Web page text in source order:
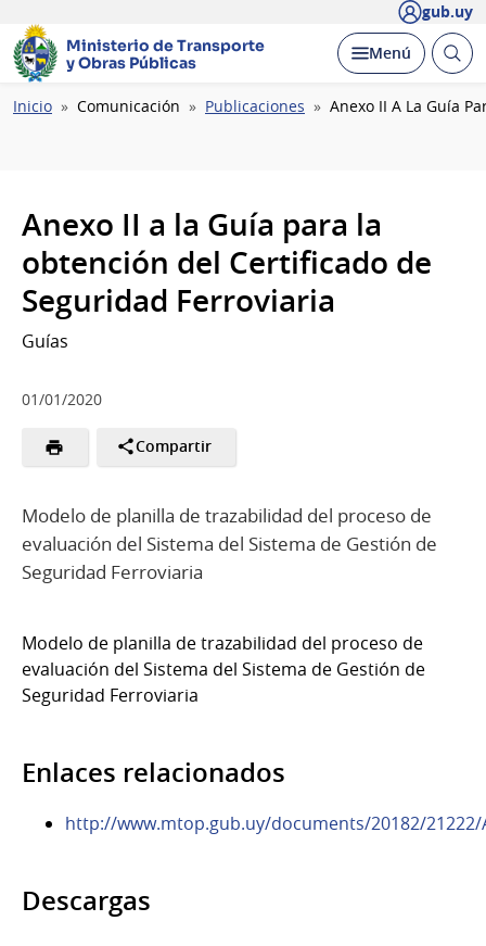
gub.uy
Ministerio de Transporte
y Obras Públicas
Desplegar
Menú Abrir
Ruta
Inicio Comunicación Publicaciones Anexo II A La Guía
Anexo II a la Guía para la
obtención del Certificado de
Seguridad Ferroviaria
Guías
01/01/2020
Compartir
Modelo de planilla de trazabilidad del proceso de
evaluación del Sistema del Sistema de Gestión de
Seguridad Ferroviaria
Modelo de planilla de trazabilidad del proceso de
evaluación del Sistema del Sistema de Gestión de
Seguridad Ferroviaria
Enlaces relacionados
http://www.mtop.gub.uy/documents/20182/21222/
Descargas